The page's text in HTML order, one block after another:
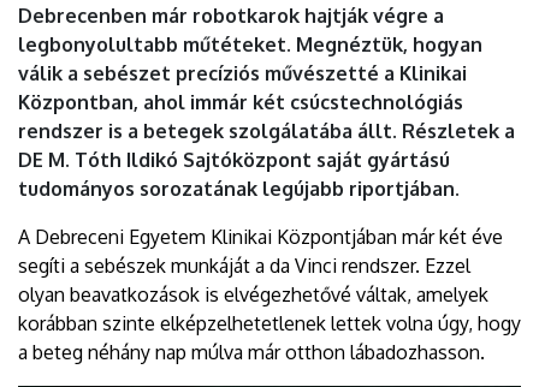
DEBRECENI
EGYETEM
Debrecenben már robotkarok hajtják végre a
legbonyolultabb műtéteket. Megnéztük, hogyan
válik a sebészet precíziós művészetté a Klinikai
Központban, ahol immár két csúcstechnológiás
rendszer is a betegek szolgálatába állt. Részletek a
DE M. Tóth Ildikó Sajtóközpont saját gyártású
tudományos sorozatának legújabb riportjában.
A Debreceni Egyetem Klinikai Központjában már két éve
segíti a sebészek munkáját a da Vinci rendszer. Ezzel
olyan beavatkozások is elvégezhetővé váltak, amelyek
korábban szinte elképzelhetetlenek lettek volna úgy, hogy
a beteg néhány nap múlva már otthon lábadozhasson.